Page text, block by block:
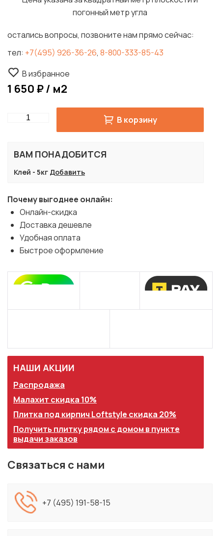
погонный метр угла
остались вопросы, позвоните нам прямо сейчас:
тел: +7(495) 926-36-26, 8-800-333-85-43
В избранное
1 650 ₽ / м2
Quantity В корзину
ВАМ ПОНАДОБИТСЯ
Клей - 5кг Добавить
Почему выгоднее онлайн:
Онлайн-скидка
Доставка дешевле
Удобная оплата
Быстрое оформление
НАШИ АКЦИИ
Распродажа
Малахит скидка 10%
Плитка под кирпич Loftstyle скидка 20%
Получить плитку рядом с домом в пункте
выдачи заказов
Связаться с нами
+7 (495) 191-58-15